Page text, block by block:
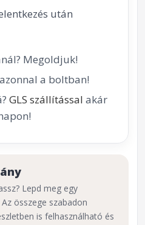
után
Megoldjuk!
a boltban!
GLS szállítással akár
Lepd meg egy
összege szabadon
is felhasználható és